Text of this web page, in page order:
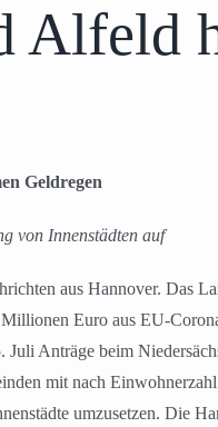
Alfeld
Geldregen
von Innenstädten auf
aus Hannover. Das
Millionen Euro aus EU-
Juli Anträge beim
mit nach
umzusetzen. Die